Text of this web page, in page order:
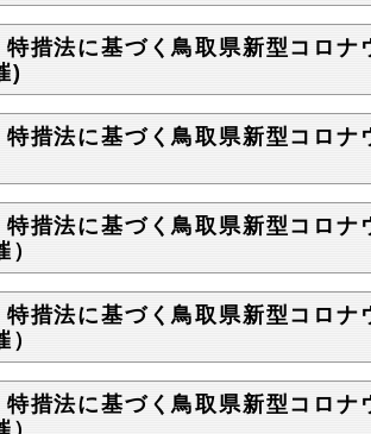
措法に基づく鳥取県新型コロナ
)
措法に基づく鳥取県新型コロナ
措法に基づく鳥取県新型コロナ
措法に基づく鳥取県新型コロナ
措法に基づく鳥取県新型コロナ